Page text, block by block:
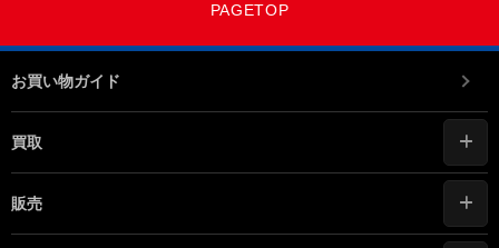
PAGETOP
お買い物ガイド
買取
販売